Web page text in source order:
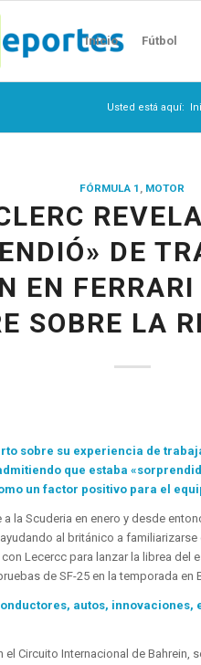
Inicio Fútbol
Usted está aquí:
FÓRMULA 1 , MOTOR
DE
EN
SOBRE LA
sobre su experiencia de
que estaba
un factor positivo para el
la Scuderia en enero y desde
al británico a
Lecercc para lanzar la librea del
de SF-25 en la temporada en
autos,
el Circuito Internacional de Bahrein,